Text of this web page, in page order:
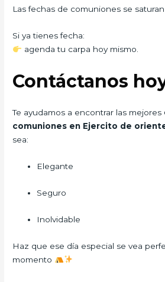
Las fechas de comuniones se
Si ya tienes fecha:
agenda tu carpa hoy mismo.
Contáctanos
Te ayudamos a encontrar las mejores
comuniones en Ejercito de
sea:
Elegante
Seguro
Inolvidable
Haz que ese día especial se vea
momento